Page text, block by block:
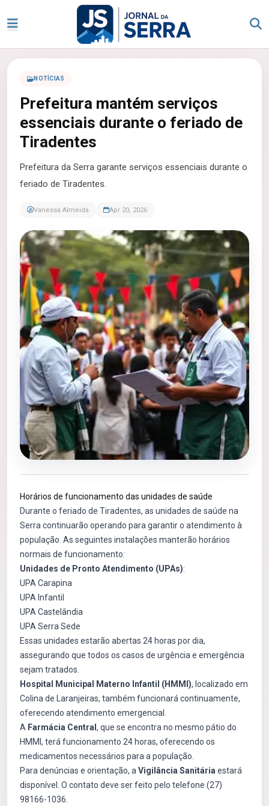
NOTÍCIAS
Prefeitura mantém serviços
essenciais durante o feriado de
Tiradentes
Prefeitura da Serra garante serviços essenciais durante o
feriado de Tiradentes.
Vanessa Almeida Apr 20, 2026
Horários de funcionamento das unidades de saúde
Durante o feriado de Tiradentes, as unidades de saúde na
Serra continuarão operando para garantir o atendimento à
população. As seguintes instalações manterão horários
normais de funcionamento:
Unidades de Pronto Atendimento (UPAs):
UPA Carapina
UPA Infantil
UPA Castelândia
UPA Serra Sede
Essas unidades estarão abertas 24 horas por dia,
assegurando que todos os casos de urgência e emergência
sejam tratados.
Hospital Municipal Materno Infantil (HMMI), localizado em
Colina de Laranjeiras, também funcionará continuamente,
oferecendo atendimento emergencial.
A Farmácia Central , que se encontra no mesmo pátio do
HMMI, terá funcionamento 24 horas, oferecendo os
medicamentos necessários para a população.
Para denúncias e orientação, a Vigilância Sanitária estará
disponível. O contato deve ser feito pelo telefone (27)
98166-1036.